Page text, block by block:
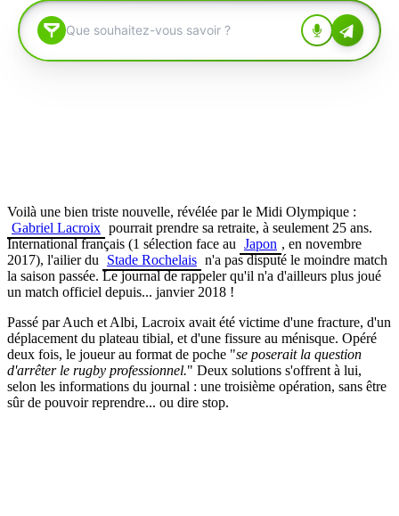
Voilà une bien triste nouvelle, révélée par le Midi Olympique :
Gabriel Lacroix pourrait prendre sa retraite, à seulement 25 ans.
International français (1 sélection face au Japon , en novembre
2017), l'ailier du
Stade Rochelais n'a pas disputé le moindre match
la saison passée. Le journal de rappeler qu'il n'a d'ailleurs plus joué
un match officiel depuis... janvier 2018 !
Passé par Auch et Albi, Lacroix avait été victime d'une fracture, d'un
déplacement du plateau tibial, et d'une fissure au ménisque. Opéré
deux fois, le joueur au format de poche "se poserait la question
d'arrêter le rugby professionnel." Deux solutions s'offrent à lui,
selon les informations du journal : une troisième opération, sans être
sûr de pouvoir reprendre... ou dire stop.